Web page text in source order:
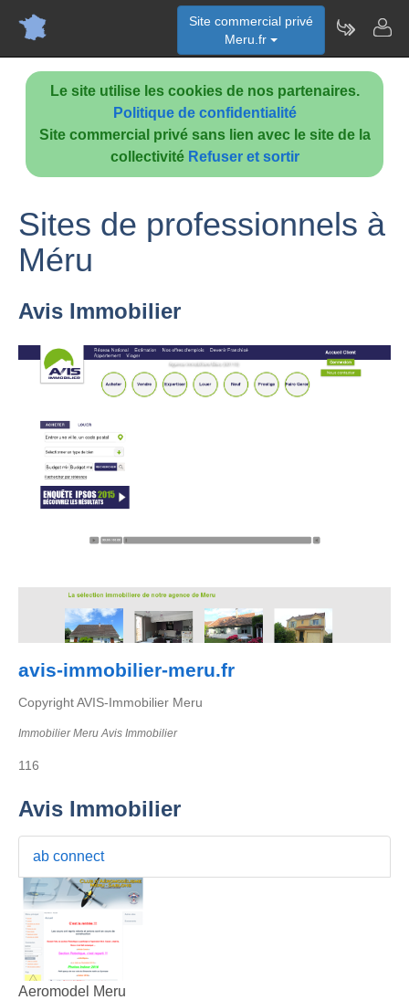
Le site utilise les cookies de nos partenaires.
Politique de confidentialité
Site commercial privé sans lien avec le site de la
collectivité Refuser et sortir
Site commercial privé
Meru.fr
Sites de professionnels à
Méru
Avis Immobilier
avis-immobilier-meru.fr
Copyright AVIS-Immobilier Meru
Immobilier Meru Avis Immobilier
116
Avis Immobilier
ab connect
Aeromodel Meru